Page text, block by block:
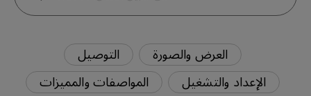
العرض والصورة
التوصيل
الإعداد والتشغيل
المواصفات والمميزات